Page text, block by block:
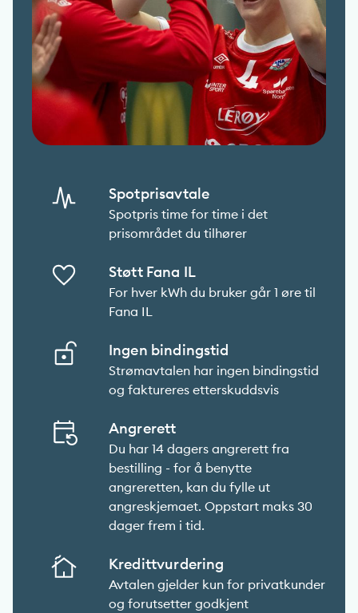
Spotprisavtale
Spotpris time for time i det
prisområdet du tilhører
Støtt Fana IL
For hver kWh du bruker går 1 øre til
Fana IL
Ingen bindingstid
Strømavtalen har ingen bindingstid
og faktureres etterskuddsvis
Angrerett
Du har 14 dagers angrerett fra
bestilling - for å benytte
angreretten, kan du fylle ut
angreskjemaet. Oppstart maks 30
dager frem i tid.
Kredittvurdering
Avtalen gjelder kun for privatkunder
og forutsetter godkjent